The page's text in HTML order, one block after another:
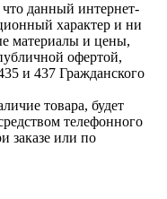
данный интернет-
характер и ни
материалы и цены,
офертой,
и 437 Гражданского
товара, будет
телефонного
заказе или по